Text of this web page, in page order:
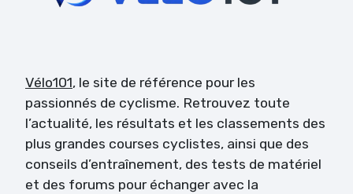
Vélo101, le site de référence pour les
passionnés de cyclisme. Retrouvez toute
l’actualité, les résultats et les classements des
plus grandes courses cyclistes, ainsi que des
conseils d’entraînement, des tests de matériel
et des forums pour échanger avec la